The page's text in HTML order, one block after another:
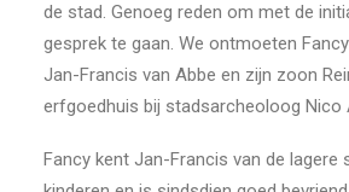
de stad. Genoeg reden om met de
gesprek te gaan. We ontmoeten
Jan-Francis van Abbe en zijn zoon
erfgoedhuis bij stadsarcheoloog Nico
Fancy kent Jan-Francis van de lagere